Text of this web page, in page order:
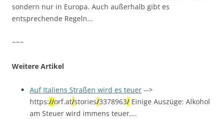
sondern nur in Europa. Auch außerhalb gibt es
entsprechende Regeln…
~~~
Weitere Artikel
Auf Italiens Straßen wird es teuer -->
https://orf.at/stories/3378963/ Einige Auszüge: Alkohol
am Steuer wird immens teuer,…